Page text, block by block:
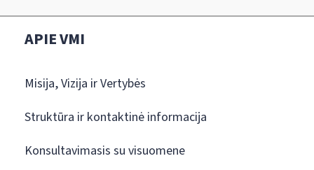
APIE VMI
Misija, Vizija ir Vertybės
Struktūra ir kontaktinė informacija
Konsultavimasis su visuomene